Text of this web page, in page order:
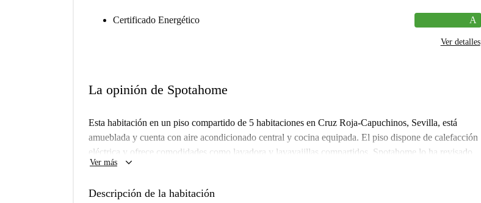
Certificado Energético A
Ver detalles
La opinión de Spotahome
Esta habitación en un piso compartido de 5 habitaciones en Cruz Roja-Capuchinos, Sevilla, está
amueblada y cuenta con aire acondicionado central y cocina equipada. El piso dispone de calefacción
eléctrica y ofrece comodidades como lavadora y lavavajillas compartidos. Spotahome lo ha revisado
personalmente, garantizando así una opción de alquiler fiable.
El piso está ubicado en el animado barrio de Cruz Roja-Capuchinos, en Sevilla. En las inmediaciones,
Ver más keyboard_arrow_down
Descripción de la habitación